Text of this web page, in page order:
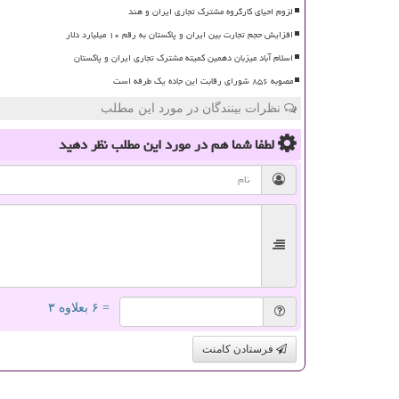
لزوم احیای کارگروه مشترک تجاری ایران و هند
افزایش حجم تجارت بین ایران و پاکستان به رقم ۱۰ میلیارد دلار
اسلام آباد میزبان دهمین کمیته مشترک تجاری ایران و پاکستان
مصوبه ۸۵۶ شورای رقابت این جاده یک طرفه است
نظرات بینندگان در مورد این مطلب
لطفا شما همدر مورد این مطلبنظر دهید
= ۶ بعلاوه ۳
فرستادن کامنت